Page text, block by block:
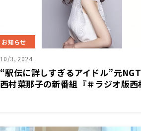
お知らせ
10/3, 2024
“駅伝に詳しすぎるアイドル”元
西村菜那子の新番組『＃ラジオ版西